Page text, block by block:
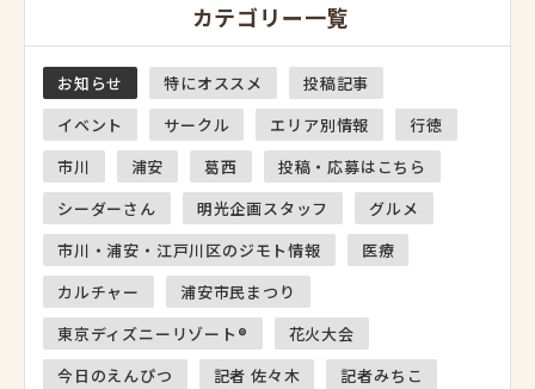
カテゴリー一覧
お知らせ 特にオススメ
投稿記事
イベント
サークル エリア別情報
行徳
市川
浦安 葛西
投稿・応募はこちら
シーダーさん
明光企画スタッフ
グルメ
市川・浦安・江戸川区のジモト情報
医療
カルチャー
浦安市民まつり
東京ディズニーリゾート®
花火大会
今日のえんぴつ
記者 佐々木
記者みちこ